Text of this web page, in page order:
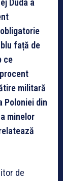
Duda a
față de
ce
militară
Poloniei din
minelor
de